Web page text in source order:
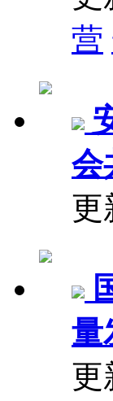
营
会
更
量
更